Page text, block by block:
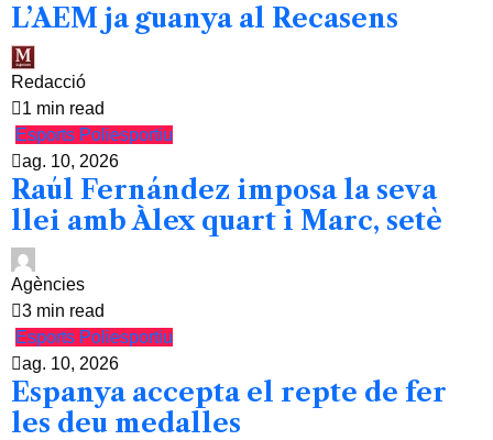
L’AEM ja guanya al Recasens
Redacció
1 min read
Esports Poliesportiu
ag. 10, 2026
Raúl Fernández imposa la seva
llei amb Àlex quart i Marc, setè
Agències
3 min read
Esports Poliesportiu
ag. 10, 2026
Espanya accepta el repte de fer
les deu medalles